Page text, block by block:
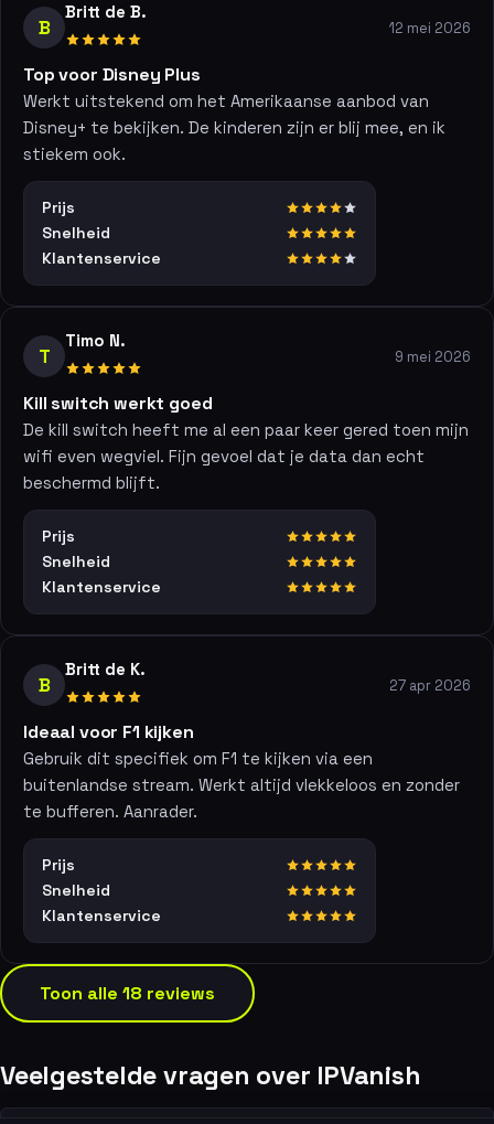
B
Britt de B.
12 mei 2026
Top voor Disney Plus
Werkt uitstekend om het Amerikaanse aanbod van
Disney+ te bekijken. De kinderen zijn er blij mee, en ik
stiekem ook.
Prijs
Snelheid
Klantenservice
T
Timo N.
9 mei 2026
Kill switch werkt goed
De kill switch heeft me al een paar keer gered toen mijn
wifi even wegviel. Fijn gevoel dat je data dan echt
beschermd blijft.
Prijs
Snelheid
Klantenservice
B
Britt de K.
27 apr 2026
Ideaal voor F1 kijken
Gebruik dit specifiek om F1 te kijken via een
buitenlandse stream. Werkt altijd vlekkeloos en zonder
te bufferen. Aanrader.
Prijs
Snelheid
Klantenservice
Toon alle 18 reviews
Veelgestelde vragen over IPVanish